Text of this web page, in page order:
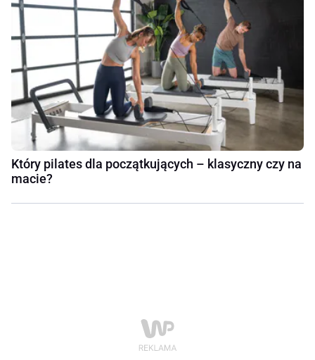
Który pilates dla początkujących – klasyczny czy na
macie?